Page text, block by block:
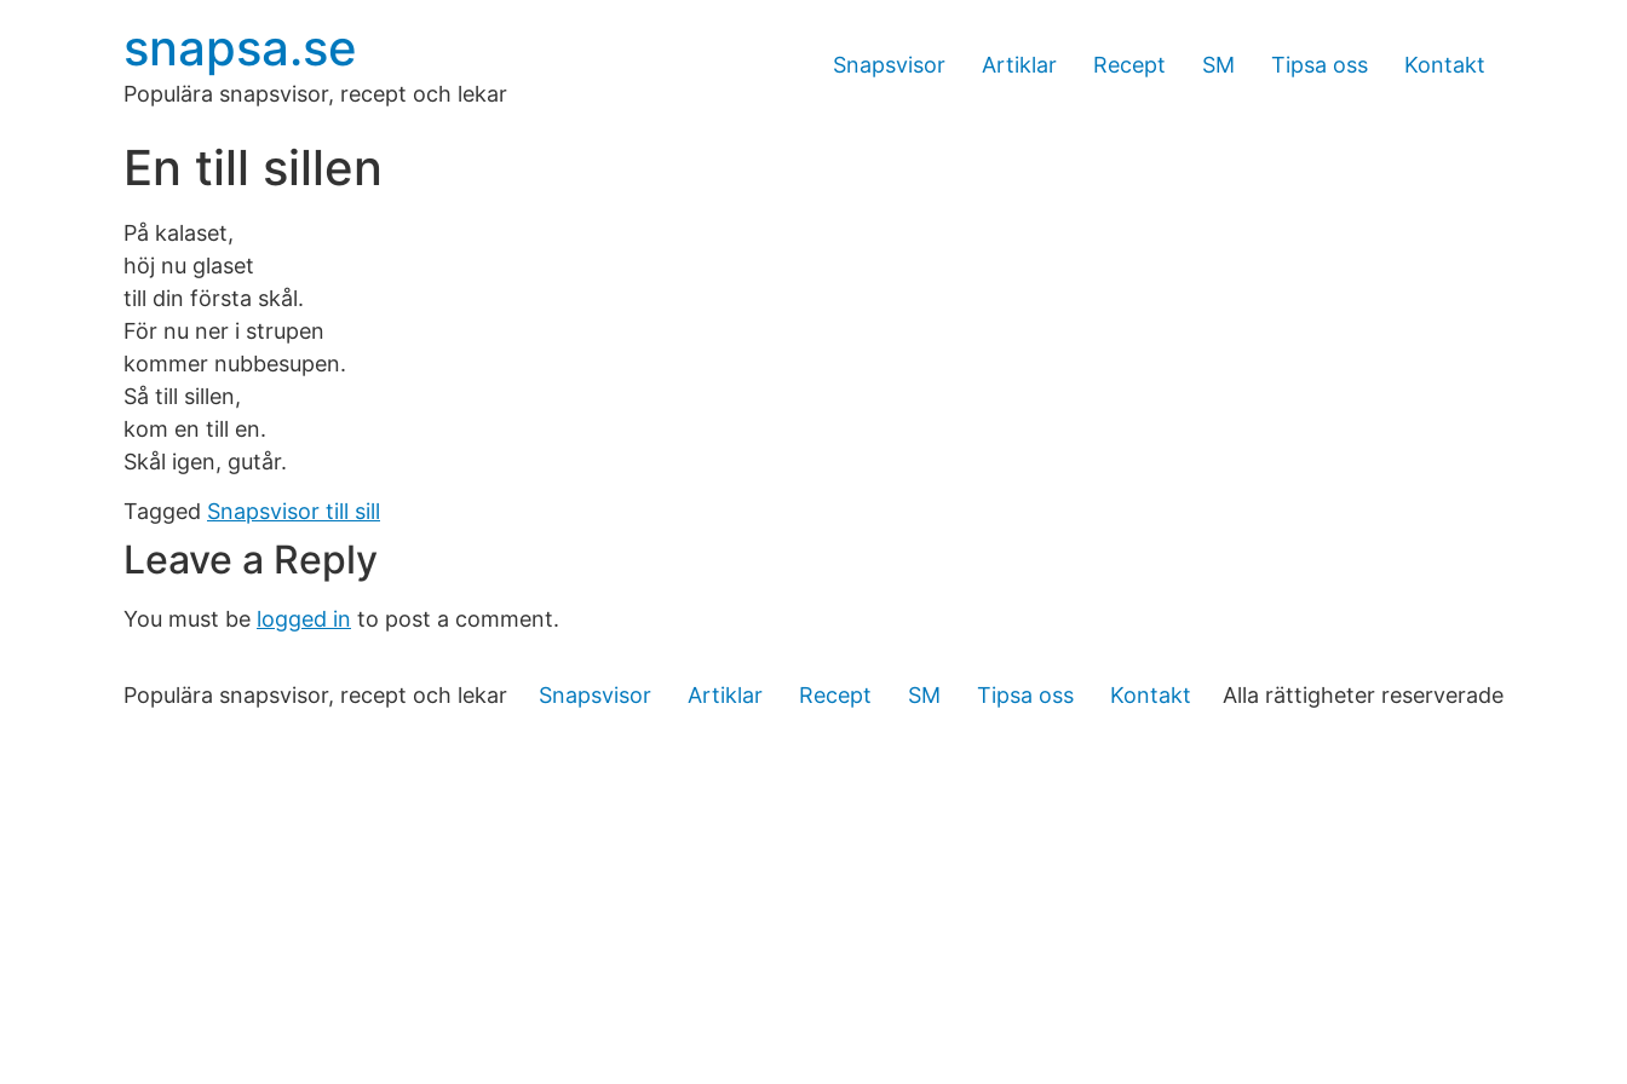
snapsa.se
Populära snapsvisor, recept och lekar
Snapsvisor Artiklar Recept SM Tipsa oss Kontakt
En till sillen
På kalaset,
höj nu glaset
till din första skål.
För nu ner i strupen
kommer nubbesupen.
Så till sillen,
kom en till en.
Skål igen, gutår.
Tagged Snapsvisor till sill
Leave a Reply
You must be logged in to post a comment.
Populära snapsvisor, recept och lekar Snapsvisor Artiklar Recept SM Tipsa oss Kontakt Alla rättigheter reserverade